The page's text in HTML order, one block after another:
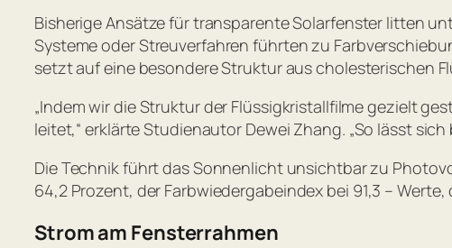
Bisherige Ansätze für transparente Solarfenster litten
Systeme oder Streuverfahren führten zu
setzt auf eine besondere Struktur aus cholesterischen
„Indem wir die Struktur der Flüssigkristallfilme gezielt
leitet,“ erklärte Studienautor Dewei Zhang. „So lässt sich
Die Technik führt das Sonnenlicht unsichtbar zu
64,2 Prozent, der Farbwiedergabeindex bei 91,3 –
Strom am Fensterrahmen